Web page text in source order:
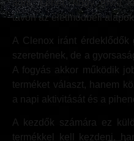
adni. Lehet, hogy rövid
távon az életmódbeli
A Clenox iránt érdeklődők
szeretnének, de a
A fogyás akkor működik
terméket választ, hanem
a napi aktivitását és a
A kezdők számára ez
termékkel kell kezdeni,